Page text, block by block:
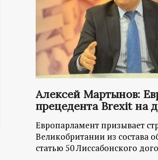
р
м
а
ц
и
о
н
Алексей Мартынов:
прецедента Brexit на
Европарламент призывает
Великобритании из состава
статью 50 Лиссабонского